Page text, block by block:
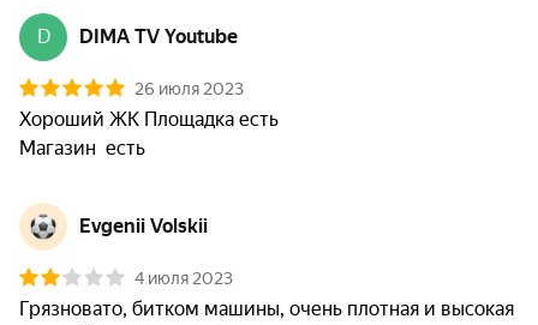
D DIMA TV Youtube
26 июля 2023
Хороший ЖК Площадка есть
Магазин  есть
Evgenii Volskii
4 июля 2023
Грязновато, битком машины, очень плотная и высокая